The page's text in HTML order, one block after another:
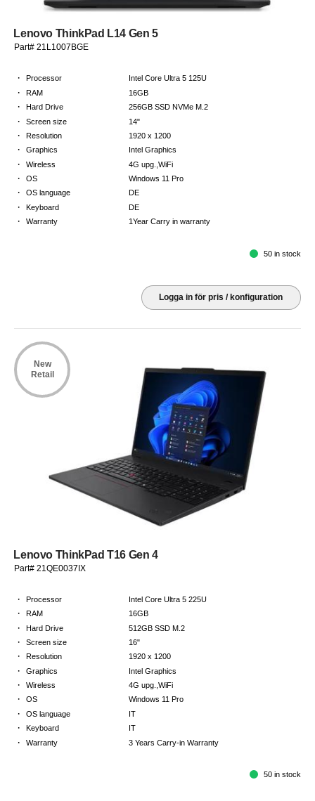
Lenovo ThinkPad L14 Gen 5
Part# 21L1007BGE
· Processor Intel Core Ultra 5 125U
· RAM 16GB
· Hard Drive 256GB SSD NVMe M.2
· Screen size 14"
· Resolution 1920 x 1200
· Graphics Intel Graphics
· Wireless 4G upg.,WiFi
· OS Windows 11 Pro
· OS language DE
· Keyboard DE
· Warranty 1Year Carry in warranty
50 in stock
Logga in för pris / konfiguration
New
Retail
Lenovo ThinkPad T16 Gen 4
Part# 21QE0037IX
· Processor Intel Core Ultra 5 225U
· RAM 16GB
· Hard Drive 512GB SSD M.2
· Screen size 16"
· Resolution 1920 x 1200
· Graphics Intel Graphics
· Wireless 4G upg.,WiFi
· OS Windows 11 Pro
· OS language IT
· Keyboard IT
· Warranty 3 Years Carry-in Warranty
50 in stock